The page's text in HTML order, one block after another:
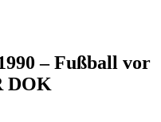
– Fußball vor
DOK